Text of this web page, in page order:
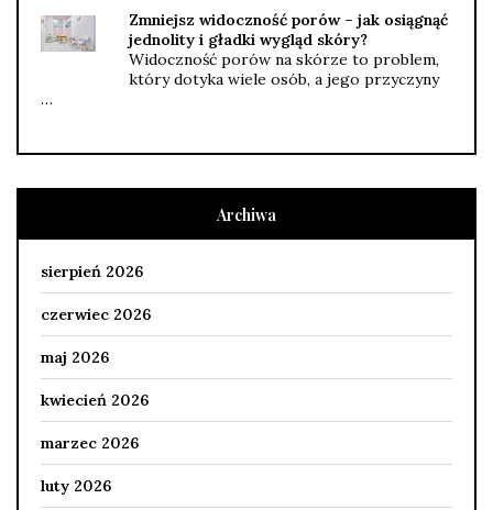
Zmniejsz widoczność porów – jak osiągnąć
jednolity i gładki wygląd skóry?
Widoczność porów na skórze to problem,
który dotyka wiele osób, a jego przyczyny
…
Archiwa
sierpień 2026
czerwiec 2026
maj 2026
kwiecień 2026
marzec 2026
luty 2026